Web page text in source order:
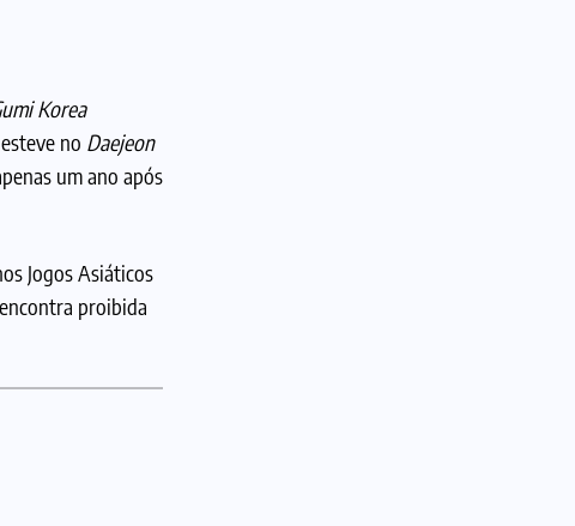
Korea
no Daejeon
um ano após
Jogos Asiáticos
proibida